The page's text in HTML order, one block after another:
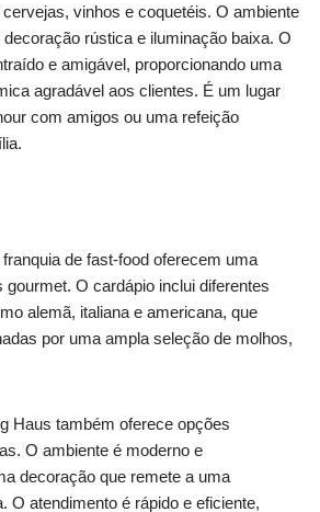
vinhos e coquetéis. O ambiente
rústica e iluminação baixa. O
e amigável, proporcionando uma
agradável aos clientes. É um lugar
com amigos ou uma refeição
de fast-food oferecem uma
gourmet. O cardápio inclui diferentes
alemã, italiana e americana, que
por uma ampla seleção de molhos,
Haus também oferece opções
O ambiente é moderno e
decoração que remete a uma
O atendimento é rápido e eficiente,